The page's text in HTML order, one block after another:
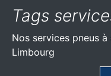
Tags
Nos services pneus
Limbourg